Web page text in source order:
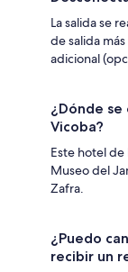
La salida se
de salida
adicional
¿Dónde
Vicoba?
Este hotel de
Museo del
Zafra.
¿Puedo
recibir un